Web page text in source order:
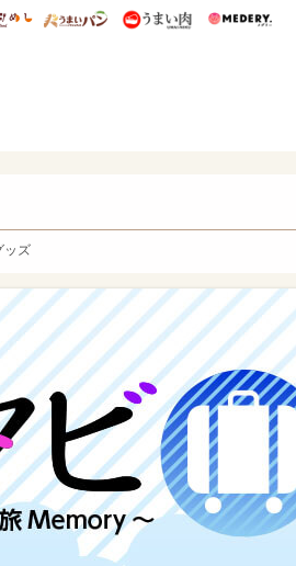
ズニー特集
うまいめし うまいパン うまい肉
ッズ